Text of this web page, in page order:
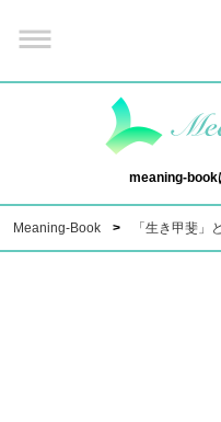
meaning-book
Meaning-Book 「生き甲斐」